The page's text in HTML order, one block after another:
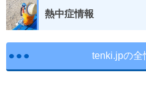
熱中症情報
tenki.jpの全